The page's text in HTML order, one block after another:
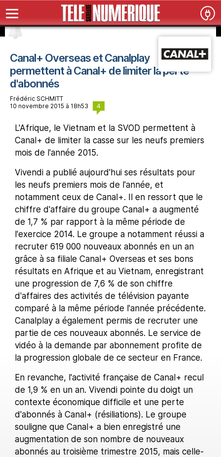
Canal+ Overseas et Canalplay
permettent à Canal+ de limiter la perte
d'abonnés
Frédéric SCHMITT
10 novembre 2015 à 18h53
4
L'Afrique, le Vietnam et la SVOD permettent à
Canal+ de limiter la casse sur les neufs premiers
mois de l'année 2015.
Vivendi a publié aujourd'hui ses résultats pour
les neufs premiers mois de l'année, et
notamment ceux de Canal+. Il en ressort que le
chiffre d'affaire du groupe Canal+ a augmenté
de 1,7 % par rapport à la même période de
l'exercice 2014. Le groupe a notamment réussi a
recruter 619 000 nouveaux abonnés en un an
grâce à sa filiale Canal+ Overseas et ses bons
résultats en Afrique et au Vietnam, enregistrant
une progression de 7,6 % de son chiffre
d'affaires des activités de télévision payante
comparé à la même période l'année précédente.
Canalplay a également permis de recruter une
partie de ces nouveaux abonnés. Le service de
vidéo à la demande par abonnement profite de
la progression globale de ce secteur en France.
En revanche, l'activité française de Canal+ recul
de 1,9 % en un an. Vivendi pointe du doigt un
contexte économique difficile et une perte
d'abonnés à Canal+ (résiliations). Le groupe
souligne que Canal+ a bien enregistré une
augmentation de son nombre de nouveaux
abonnés au troisième trimestre 2015, mais celle-